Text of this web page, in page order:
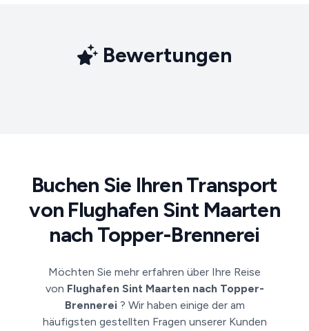
Bewertungen
Buchen Sie Ihren Transport
von Flughafen Sint Maarten
nach Topper-Brennerei
Möchten Sie mehr erfahren über Ihre Reise
von Flughafen Sint Maarten nach Topper-
Brennerei ? Wir haben einige der am
häufigsten gestellten Fragen unserer Kunden